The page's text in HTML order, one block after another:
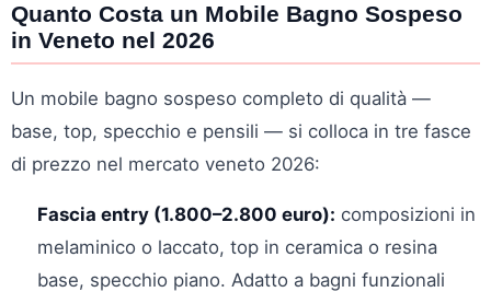
Quanto Costa un Mobile Bagno Sospeso
in Veneto nel 2026
Un mobile bagno sospeso completo di qualità —
base, top, specchio e pensili — si colloca in tre fasce
di prezzo nel mercato veneto 2026:
Fascia entry (1.800–2.800 euro): composizioni in
melaminico o laccato, top in ceramica o resina
base, specchio piano. Adatto a bagni funzionali